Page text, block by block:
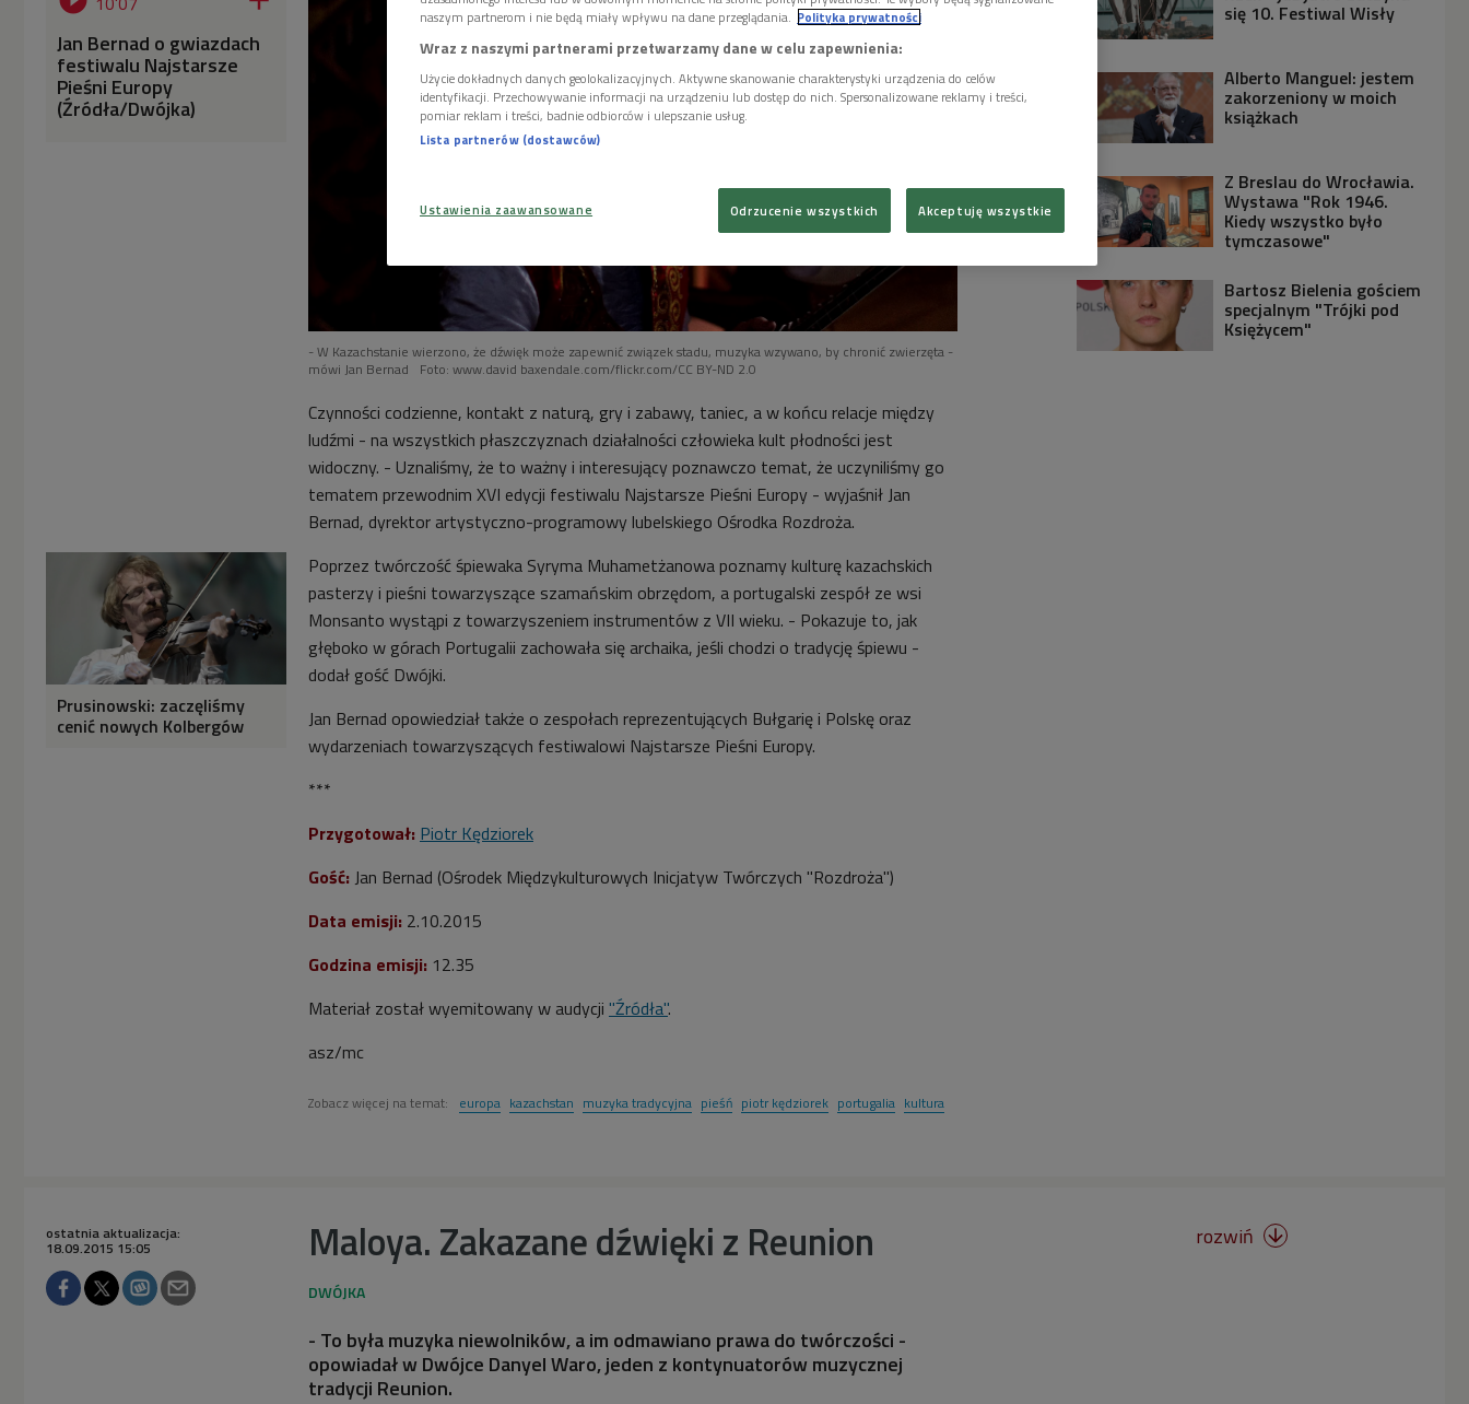
Jan Bernad o gwiazdach
festiwalu Najstarsze
Pieśni Europy
(Źródła/Dwójka)
- W Kazachstanie wierzono, że dźwięk może zapewnić związek stadu, muzyka wzywano, by chronić zwierzęta -
mówi Jan Bernad
Foto: www.david baxendale.com/flickr.com/CC BY-ND 2.0
Czynności codzienne, kontakt z naturą, gry i zabawy, taniec, a w końcu relacje między
ludźmi - na wszystkich płaszczyznach działalności człowieka kult płodności jest
widoczny. - Uznaliśmy, że to ważny i interesujący poznawczo temat, że uczyniliśmy go
tematem przewodnim XVI edycji festiwalu Najstarsze Pieśni Europy - wyjaśnił Jan
Bernad, dyrektor artystyczno-programowy lubelskiego Ośrodka Rozdroża.
Prusinowski: zaczęliśmy
cenić nowych Kolbergów
Poprzez twórczość śpiewaka Syryma Muhametżanowa poznamy kulturę kazachskich
pasterzy i pieśni towarzyszące szamańskim obrzędom, a portugalski zespół ze wsi
Monsanto wystąpi z towarzyszeniem instrumentów z VII wieku. - Pokazuje to, jak
głęboko w górach Portugalii zachowała się archaika, jeśli chodzi o tradycję śpiewu -
dodał gość Dwójki.
Jan Bernad opowiedział także o zespołach reprezentujących Bułgarię i Polskę oraz
wydarzeniach towarzyszących festiwalowi Najstarsze Pieśni Europy.
***
Przygotował: Piotr Kędziorek
Gość: Jan Bernad (Ośrodek Międzykulturowych Inicjatyw Twórczych "Rozdroża")
Data emisji: 2.10.2015
Godzina emisji: 12.35
Materiał został wyemitowany w audycji "Źródła".
asz/mc
Zobacz więcej na temat: europa kazachstan muzyka tradycyjna pieśń piotr kędziorek portugalia kultura
się 10. Festiwal Wisły
Alberto Manguel: jestem
zakorzeniony w moich
książkach
Z Breslau do Wrocławia.
Wystawa "Rok 1946.
Kiedy wszystko było
tymczasowe"
Bartosz Bielenia gościem
specjalnym "Trójki pod
Księżycem"
Maloya. Zakazane dźwięki z Reunion
ostatnia aktualizacja:
18.09.2015 15:05
- To była muzyka niewolników, a im odmawiano prawa do twórczości -
opowiadał w Dwójce Danyel Waro, jeden z kontynuatorów muzycznej
tradycji Reunion.
rozwiń 
naszym partnerom i nie będą miały wpływu na dane przeglądania. Polityka prywatności
Wraz z naszymi partnerami przetwarzamy dane w celu zapewnienia:
Użycie dokładnych danych geolokalizacyjnych. Aktywne skanowanie charakterystyki urządzenia do celów
identyfikacji. Przechowywanie informacji na urządzeniu lub dostęp do nich. Spersonalizowane reklamy i treści,
pomiar reklam i treści, badnie odbiorców i ulepszanie usług.
Lista partnerów (dostawców)
Ustawienia zaawansowane Odrzucenie wszystkich Akceptuję wszystkie